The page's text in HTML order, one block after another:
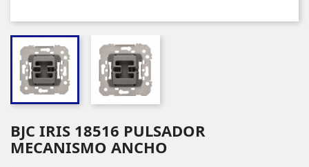
BJC IRIS 18516 PULSADOR
MECANISMO ANCHO